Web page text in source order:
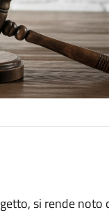
si rende noto